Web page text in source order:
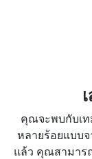
คุณจะพบกับเท
หลายร้อยแบบจ
แล้ว คุณสามาร